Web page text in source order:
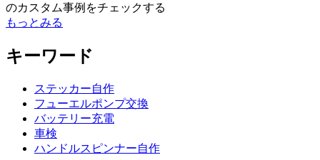
のカスタム事例をチェックする
もっとみる
キーワード
ステッカー自作
フューエルポンプ交換
バッテリー充電
車検
ハンドルスピンナー自作